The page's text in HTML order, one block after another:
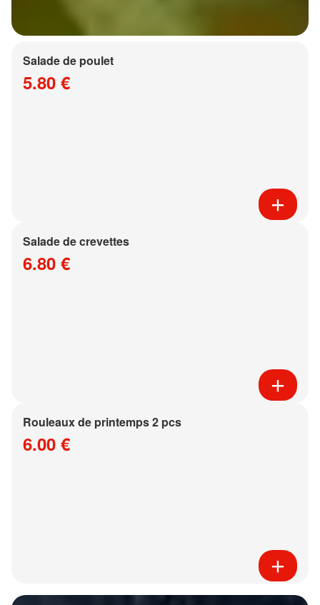
Salade de poulet
5.80 €
Salade de crevettes
6.80 €
Rouleaux de printemps 2 pcs
6.00 €